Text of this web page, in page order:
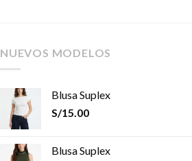
NUEVOS MODELOS
Blusa Suplex
S/15.00
Blusa Suplex